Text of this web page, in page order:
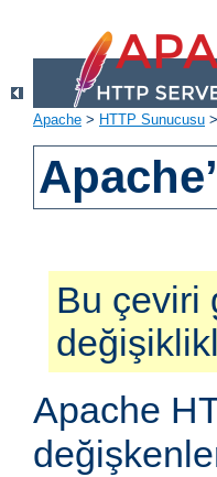
Apache > HTTP Sunucusu >
Bu çeviri
Apache